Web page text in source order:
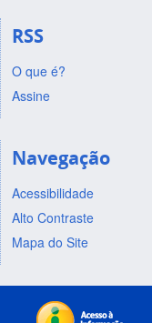
RSS
O que é?
Assine
Navegação
Acessibilidade
Alto Contraste
Mapa do Site